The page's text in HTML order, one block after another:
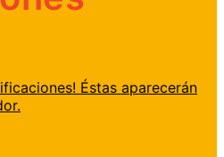
Éstas aparecerán